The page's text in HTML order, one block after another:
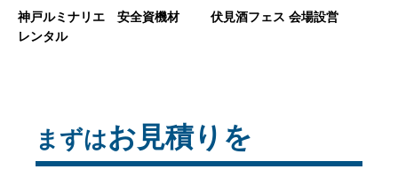
神戸ルミナリエ 安全資機材
レンタル
伏見酒フェス 会場設営
まずはお見積りを